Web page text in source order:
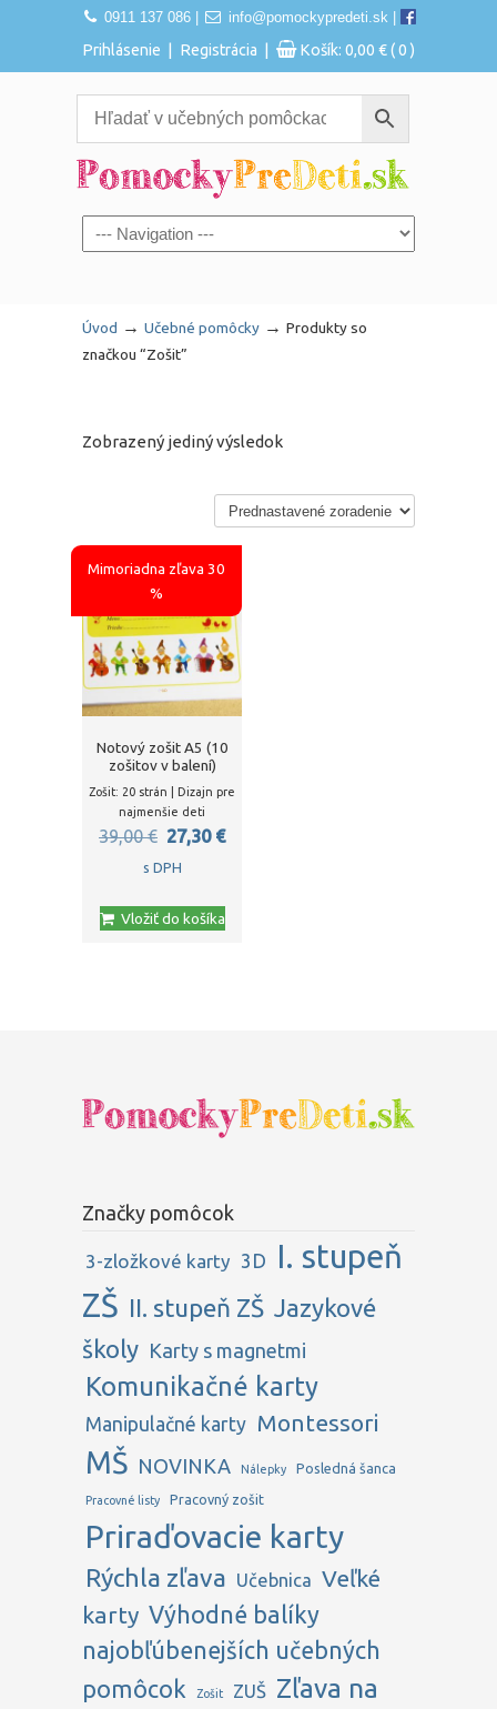
0911 137 086| info@pomockypredeti.sk
Prihlásenie | Registrácia | Košík: 0,00 €( 0 )
Navigation
Úvod → Učebné pomôcky → Produkty so
značkou “Zošit”
Zobrazený jediný výsledok
Mimoriadna zľava 30
%
Notový zošit A5 (10
zošitov v balení)
Zošit: 20 strán | Dizajn pre
najmenšie deti
39,00€ Pôvodná
cena
39,00 €.
27,30 €
s DPH
Vložiť do košíka
Značky pomôcok
3-zložkové karty 3D
I. stupeň
ZŠ II. stupeň ZŠ Jazykové
školy Karty s magnetmi
Komunikačné karty
Manipulačné karty Montessori
MŠ NOVINKA Nálepky Posledná šanca
Pracovné listy Pracovný zošit
Priraďovacie karty
Rýchla zľava Učebnica Veľké
karty Výhodné balíky
najobľúbenejších učebných
pomôcok
Zošit ZUŠ Zľava na